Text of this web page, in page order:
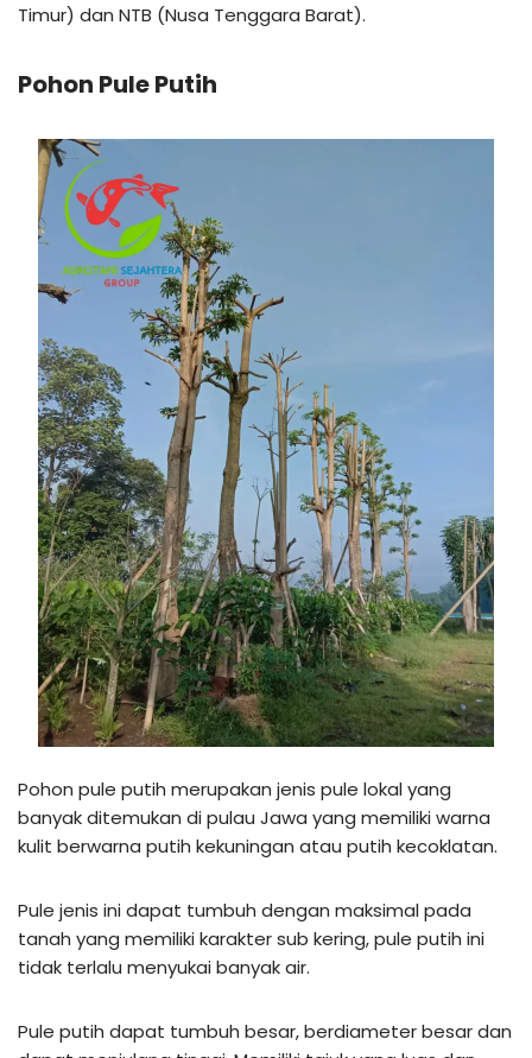
Timur) dan NTB (Nusa Tenggara Barat).
Pohon Pule Putih
Pohon pule putih merupakan jenis pule lokal yang
banyak ditemukan di pulau Jawa yang memiliki warna
kulit berwarna putih kekuningan atau putih kecoklatan.
Pule jenis ini dapat tumbuh dengan maksimal pada
tanah yang memiliki karakter sub kering, pule putih ini
tidak terlalu menyukai banyak air.
Pule putih dapat tumbuh besar, berdiameter besar dan